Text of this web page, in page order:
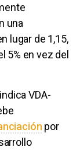
una
lugar de 1,15,
5% en vez del
VDA-
por